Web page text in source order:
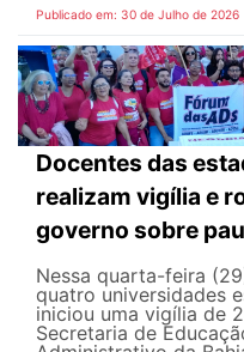
Publicado em: 30 de Julho de 2026
Docentes das
realizam vigília e
governo sobre
Nessa quarta-feira
quatro universidades
iniciou uma vigília de
Secretaria de